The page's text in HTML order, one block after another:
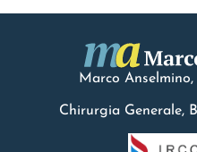
Marco Anselmino,
Chirurgia Generale,